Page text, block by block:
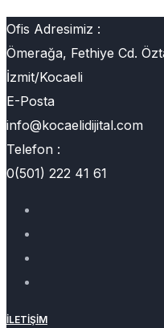
Ofis Adresimiz :
Ömerağa, Fethiye Cd.
İzmit/Kocaeli
E-Posta
info@kocaelidijital.com
Telefon :
0(501) 222 41 61
İLETIŞIM